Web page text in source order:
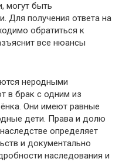
могут быть
Для получения ответа на
обратиться к
все нюансы
неродными
в брак с одним из
Они имеют равные
дети. Права и долю
определяет
и документально
наследования и